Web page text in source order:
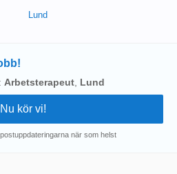
Lund
Arbetsterapeut Lund
när som helst